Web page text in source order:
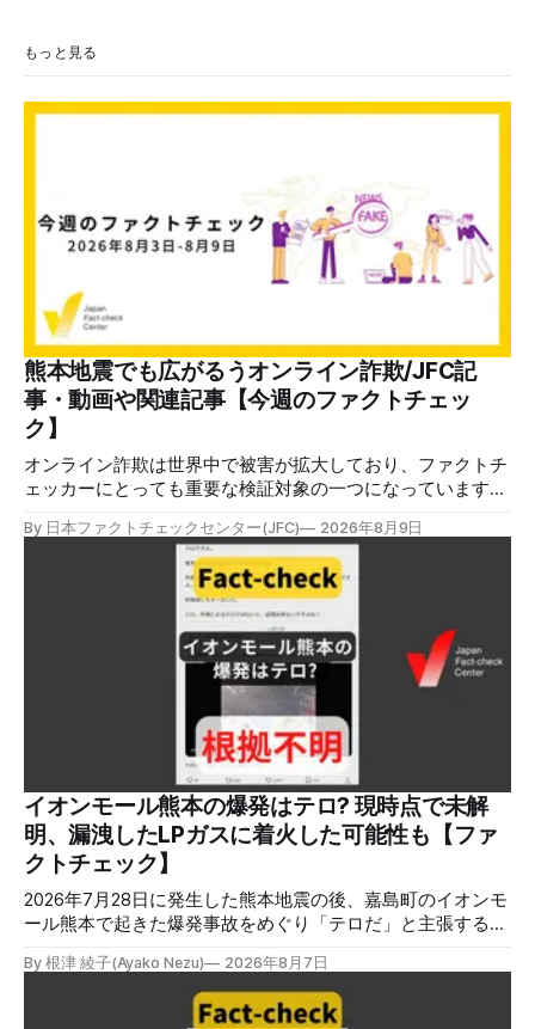
もっと見る
熊本地震でも広がるうオンライン詐欺/JFC記
事・動画や関連記事【今週のファクトチェッ
ク】
オンライン詐欺は世界中で被害が拡大しており、ファクトチ
ェッカーにとっても重要な検証対象の一つになっています。
トへのリンクを貼るなどの手口が複数確認されています。
✉️日本ファクトチェックセンター（JFC）がこの1週間に出
した記事を中心に、その他のメディアも含めて、ファクトチ
ェックや偽情報関連の情報をまとめました。同じ内容をニュ
ースレターでも配信しています。登録はこちら。 今週のお
本ファクトチェックセンター（JFC）は、ファクトチェック
やメディア情報リテラシーに関する講師養成講座を月に1度
開催しています。講座はオンラインで90分間。修了者には認
定バッジと教室や職場などで利用可能な教材を提供します。
次回の開講は8月23日（日）午後4時~5時30分で、お申し込
みはこちら。 日本ファクトチェックセンター（JFC） ファ
クトチェック講師養成講座 8月23日（日）開催分日本ファ
クトチェックセンター（JFC）による講師養成講座です。 講
師養成講座（オ
By 日本ファクトチェックセンター(JFC) 2026年8月9日
イオンモール熊本の爆発はテロ? 現時点で未解
明、漏洩したLPガスに着火した可能性も【ファ
クトチェック】
2026年7月28日に発生した熊本地震の後、嘉島町のイオンモ
ール熊本で起きた爆発事故をめぐり「テロだ」と主張する投
LPガスに着火した可能性に言及していますが、現時点で未解
明です。イオンは8月5日、外部専門家らによる事故調査委員
会を設置すると発表しました。 検証対象 拡散した言説 2026
By 根津 綾子(Ayako Nezu) 2026年8月7日